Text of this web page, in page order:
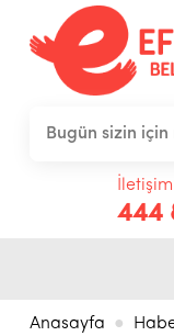
444
Anasayfa